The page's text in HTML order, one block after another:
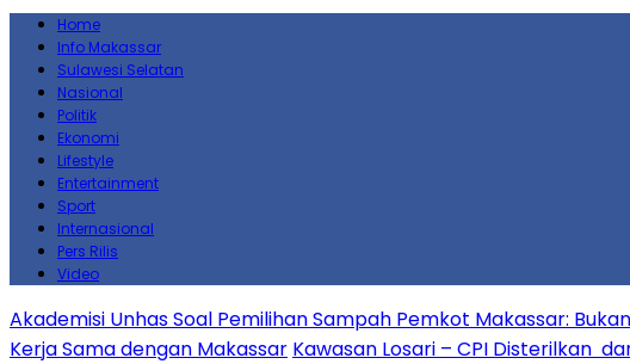
Home
Info Makassar
Sulawesi Selatan
Nasional
Politik
Ekonomi
Lifestyle
Entertainment
Sport
Internasional
Pers Rilis
Video
Akademisi Unhas Soal Pemilihan Sampah Pemkot Makassar:
Kerja Sama dengan Makassar Kawasan Losari – CPI Disterilkan